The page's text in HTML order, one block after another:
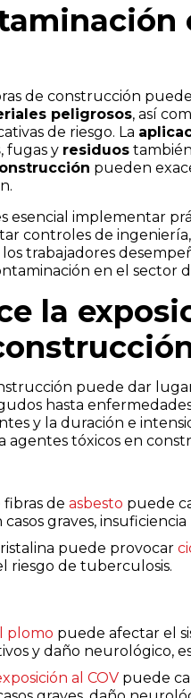
de construcción
peligrosos, así
de riesgo. La
, fugas y residuos
pueden
esencial implementar
controles de
trabajadores
en el sector
la
puede dar
hasta
y la duración e
agentes tóxicos en
fibras de asbesto puede
graves, insuficiencia
puede provocar
riesgo de tuberculosis.
plomo puede afectar el
y daño neurológico,
al COV puede